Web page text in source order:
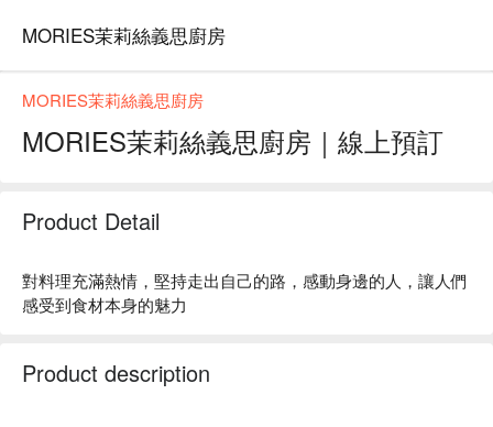
MORIES茉莉絲義思廚房
MORIES茉莉絲義思廚房
MORIES茉莉絲義思廚房｜線上預訂
Product Detail
對料理充滿熱情，堅持走出自己的路，感動身邊的人，讓人們
感受到食材本身的魅力
Product description